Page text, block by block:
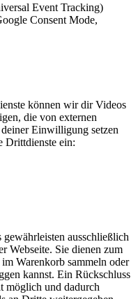
Event Tracking)
Consent Mode,
können wir dir Videos
die von externen
Einwilligung setzen
Drittdienste ein:
ausschließlich
Webseite. Sie dienen zum
Warenkorb sammeln oder
kannst. Ein Rückschluss
möglich und dadurch